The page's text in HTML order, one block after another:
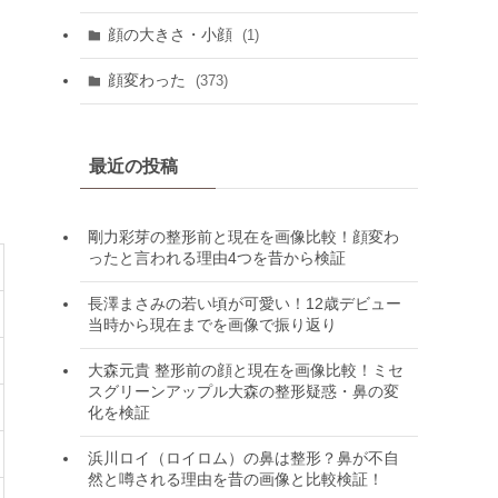
顔の大きさ・小顔 (1)
顔変わった (373)
最近の投稿
剛力彩芽の整形前と現在を画像比較！顔変わ
ったと言われる理由4つを昔から検証
長澤まさみの若い頃が可愛い！12歳デビュー
当時から現在までを画像で振り返り
大森元貴 整形前の顔と現在を画像比較！ミセ
スグリーンアップル大森の整形疑惑・鼻の変
化を検証
浜川ロイ（ロイロム）の鼻は整形？鼻が不自
然と噂される理由を昔の画像と比較検証！